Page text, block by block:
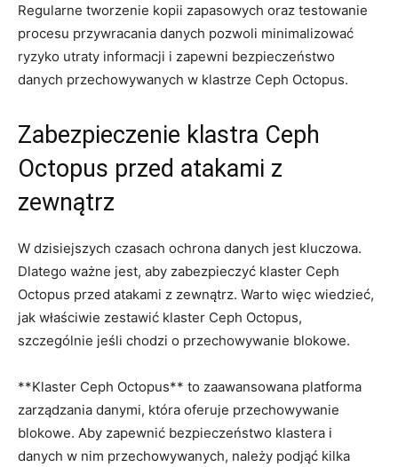
Regularne tworzenie kopii zapasowych oraz testowanie
procesu przywracania danych pozwoli minimalizować
ryzyko utraty informacji i ⁢zapewni bezpieczeństwo
danych ⁣przechowywanych w klastrze Ceph Octopus.
Zabezpieczenie‌ klastra‌ Ceph⁤
Octopus przed atakami z
⁣zewnątrz
W dzisiejszych czasach ochrona danych⁢ jest kluczowa.
Dlatego ważne jest, aby ‍zabezpieczyć klaster Ceph
Octopus przed atakami z zewnątrz. ‍Warto więc wiedzieć,
jak właściwie zestawić klaster Ceph Octopus,
szczególnie jeśli​ chodzi o przechowywanie blokowe.
**Klaster​ Ceph‌ Octopus** to zaawansowana platforma
zarządzania danymi, która oferuje przechowywanie
⁣blokowe. ⁢Aby zapewnić bezpieczeństwo klastera i
danych w nim przechowywanych, należy podjąć kilka